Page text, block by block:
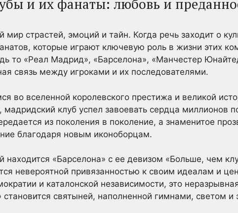
и их фанаты: любовь и
страстей, эмоций и тайн. Когда речь заходит о
которые играют ключевую роль в жизни этих
то «Реал Мадрид», «Барселона», «Манчестер
связь между игроками и их последователями.
во вселенной королевского престижа и великой
клуб успел завоевать сердца миллионов
из поколения в поколение, а знаменитое
благодаря новым иконоборцам.
находится «Барселона» с ее девизом «Больше, чем
невероятной привязанностью к своим идеалам и
и каталонской независимости, это
святыней, наполненной гимнами, светом